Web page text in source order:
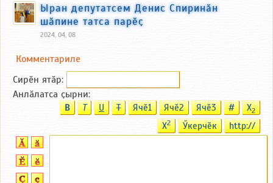
Ыран депутатсем Денис Спиринӑн
шӑпине татса парӗҫ
2024, 04, 08
Комментариле
Сирӗн ятӑp:
Анлӑлатса ҫырни:
B T U T Ячӗ1 Ячӗ2 Ячӗ3 # X2
X2 Ӳкерчӗк http://